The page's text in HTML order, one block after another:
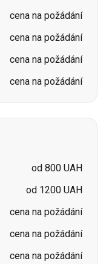
cena na požádání
cena na požádání
cena na požádání
cena na požádání
od 800 UAH
od 1200 UAH
cena na požádání
cena na požádání
cena na požádání